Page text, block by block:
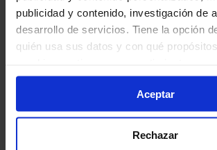
publicidad y contenido, investigación de
desarrollo de servicios. Tiene la opción
quién usa sus datos y con qué
momento desde la Declaración de
el Menú de consentimiento.
Si lo permite, también quisiéramos:
Aceptar
Rechazar
Obras: Glorieta carretera
Alcobendas sobre M-40.
de EMT.
tendrán retenciones y
itinerarios en glorieta carretera
Alcobendas sobre M-40.